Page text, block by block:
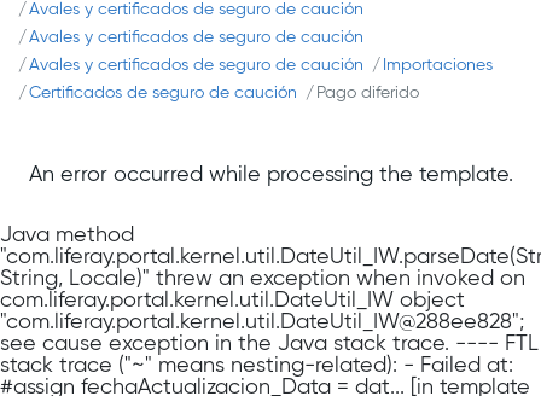
Avales y certificados de seguro de caución
Avales y certificados de seguro de caución
Avales y certificados de seguro de caución
Importaciones
Certificados de seguro de caución
Pago diferido
An error occurred while processing the template.
Java method
String, Locale)" threw an exception when invoked on
com.liferay.portal.kernel.util.DateUtil_IW object
"com.liferay.portal.kernel.util.DateUtil_IW@288ee828";
see cause exception in the Java stack trace. ---- FTL
stack trace ("~" means nesting-related): - Failed at:
#assign fechaActualizacion_Data = dat... [in template